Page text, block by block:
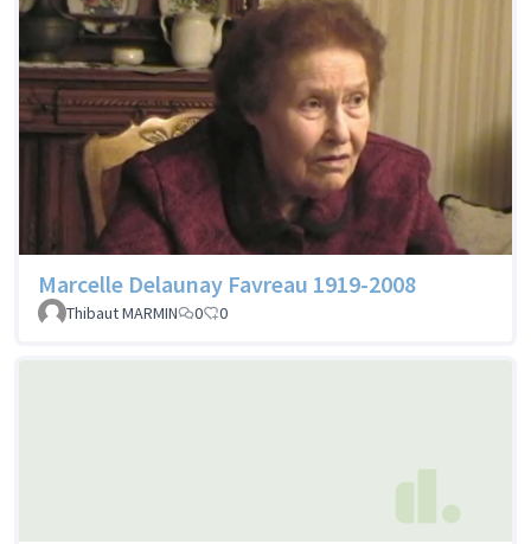
Marcelle Delaunay Favreau 1919-2008
Thibaut MARMIN 0 0